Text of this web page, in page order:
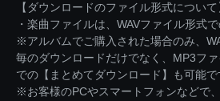
【ダウンロードのファイル形式について
・楽曲ファイルは、WAVファイル形式
※アルバムでご購入された場合のみ、
毎のダウンロードだけでなく、MP3フ
での【まとめてダウンロード】も可能で
※お客様のPCやスマートフォンなどで